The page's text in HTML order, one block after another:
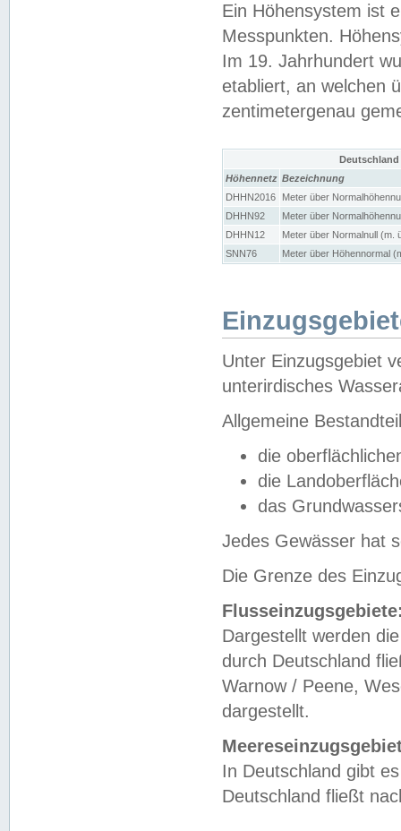
Ein Höhensystem ist
Messpunkten.
Im 19. Jahrhundert
etabliert, an welchen
zentimetergenau
Höhennetz Bezeichnung
DHHN2016
Meter über
DHHN92
Meter über
DHHN12
Meter über Normalnull (m.
SNN76
Meter über Höhennormal
Unter Einzugsgebiet
unterirdisches
Allgemeine
die
die
das
Jedes Gewässer hat
Die Grenze des
Dargestellt werden
durch Deutschland
Warnow / Peene,
dargestellt.
In Deutschland gibt
Deutschland fließt